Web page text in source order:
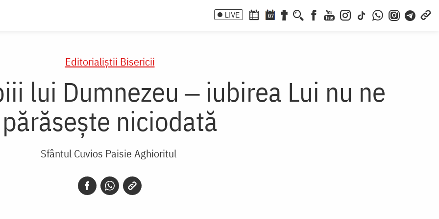
LIVE 07
Editorialiștii Bisericii
lui Dumnezeu ‒ iubirea Lui nu ne
părăsește niciodată
Sfântul Cuvios Paisie Aghioritul